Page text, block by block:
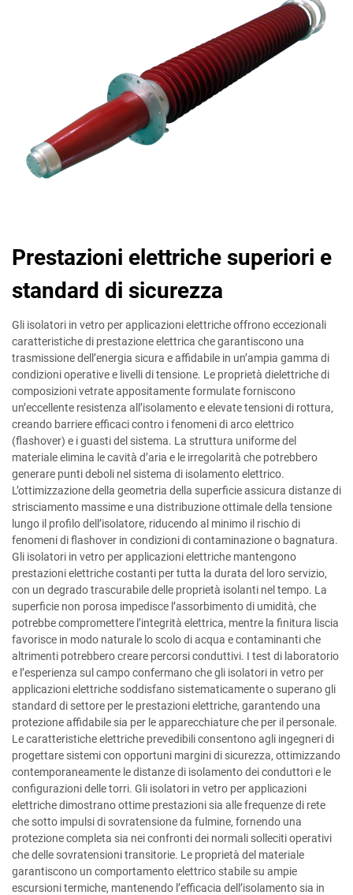
Prestazioni elettriche superiori e
standard di sicurezza
Gli isolatori in vetro per applicazioni elettriche offrono eccezionali
caratteristiche di prestazione elettrica che garantiscono una
trasmissione dell’energia sicura e affidabile in un’ampia gamma di
condizioni operative e livelli di tensione. Le proprietà dielettriche di
composizioni vetrate appositamente formulate forniscono
un’eccellente resistenza all’isolamento e elevate tensioni di rottura,
creando barriere efficaci contro i fenomeni di arco elettrico
(flashover) e i guasti del sistema. La struttura uniforme del
materiale elimina le cavità d’aria e le irregolarità che potrebbero
generare punti deboli nel sistema di isolamento elettrico.
L’ottimizzazione della geometria della superficie assicura distanze di
strisciamento massime e una distribuzione ottimale della tensione
lungo il profilo dell’isolatore, riducendo al minimo il rischio di
fenomeni di flashover in condizioni di contaminazione o bagnatura.
Gli isolatori in vetro per applicazioni elettriche mantengono
prestazioni elettriche costanti per tutta la durata del loro servizio,
con un degrado trascurabile delle proprietà isolanti nel tempo. La
superficie non porosa impedisce l’assorbimento di umidità, che
potrebbe compromettere l’integrità elettrica, mentre la finitura liscia
favorisce in modo naturale lo scolo di acqua e contaminanti che
altrimenti potrebbero creare percorsi conduttivi. I test di laboratorio
e l’esperienza sul campo confermano che gli isolatori in vetro per
applicazioni elettriche soddisfano sistematicamente o superano gli
standard di settore per le prestazioni elettriche, garantendo una
protezione affidabile sia per le apparecchiature che per il personale.
Le caratteristiche elettriche prevedibili consentono agli ingegneri di
progettare sistemi con opportuni margini di sicurezza, ottimizzando
contemporaneamente le distanze di isolamento dei conduttori e le
configurazioni delle torri. Gli isolatori in vetro per applicazioni
elettriche dimostrano ottime prestazioni sia alle frequenze di rete
che sotto impulsi di sovratensione da fulmine, fornendo una
protezione completa sia nei confronti dei normali solleciti operativi
che delle sovratensioni transitorie. Le proprietà del materiale
garantiscono un comportamento elettrico stabile su ampie
escursioni termiche, mantenendo l’efficacia dell’isolamento sia in